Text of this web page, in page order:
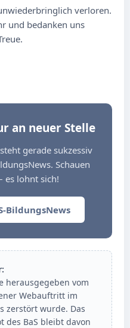
verloren.
und bedanken uns
an neuer Stelle
gerade sukzessiv
Schauen
es lohnt sich!
BildungsNews
herausgegeben vom
Webauftritt im
zerstört wurde. Das
des BaS bleibt davon